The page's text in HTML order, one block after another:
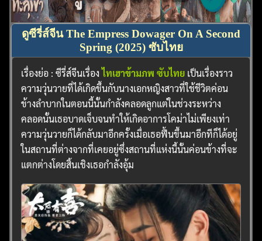
ดูซีรี่ส์จีน The Empress Dowager On A Second
Spring (2025) ซับไทย
เรื่องย่อ : ซีรี่ส์จีนเรื่องไทเฮาข้ามภพ ซับไทย เป็นเรื่องราว
ความวุ่นวายที่ได้เกิดขึ้นกับนางเอกหญิงสาวที่ใช้ชีวิตค่อน
ข้างลำบากในตอนนี้นั้นกำลังคลอดลูกแต่ในช่วงระหว่าง
คลอดนั้นเธอบาดเจ็บจนทำให้เกิดอาการโคม่าไม่เพียงเท่า
ความวุ่นวายก็ได้กลับมาอีกครั้งเมื่อเธอฟื้นขึ้นมาอีกทีก็ได้อยู่
ในสถานที่ต่างจากที่เคยอยู่ซึ่งสถานที่แห่งนี้นั้นค่อนข้างที่จะ
แตกต่างโดยสิ้นเชิงเธอกำลังอุ้ม